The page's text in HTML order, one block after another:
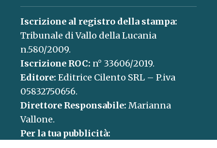
Iscrizione al registro della stampa:
Tribunale di Vallo della Lucania
n.580/2009.
Iscrizione ROC: n° 33606/2019.
Editore: Editrice Cilento SRL – P.iva
05832750656.
Direttore Responsabile: Marianna
Vallone.
Per la tua pubblicità: